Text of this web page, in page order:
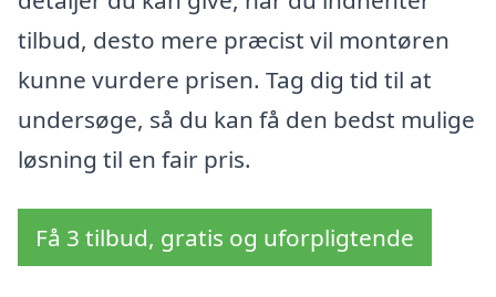
tilbud, desto mere præcist vil montøren
kunne vurdere prisen. Tag dig tid til at
undersøge, så du kan få den bedst mulige
løsning til en fair pris.
Få 3 tilbud, gratis og uforpligtende